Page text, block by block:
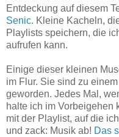
Entdeckung auf diesem
Senic. Kleine Kacheln,
Playlists speichern, die
aufrufen kann.
Einige dieser kleinen
im Flur. Sie sind zu
geworden. Jedes Mal,
halte ich im Vorbeigehen
mit der Playlist, auf die
und zack: Musik ab! Das